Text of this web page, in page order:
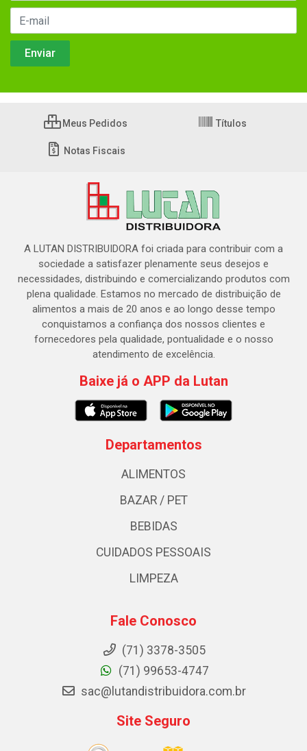
Meus Pedidos Títulos
Notas Fiscais
A LUTAN DISTRIBUIDORA foi criada para contribuir com a
sociedade a satisfazer plenamente seus desejos e
necessidades, distribuindo e comercializando produtos com
plena qualidade. Estamos no mercado de distribuição de
alimentos a mais de 20 anos e ao longo desse tempo
conquistamos a confiança dos nossos clientes e
fornecedores pela qualidade, pontualidade e o nosso
atendimento de excelência.
Baixe já o APP da Lutan
Departamentos
ALIMENTOS
BAZAR / PET
BEBIDAS
CUIDADOS PESSOAIS
LIMPEZA
Fale Conosco
(71) 3378-3505
(71) 99653-4747
sac@lutandistribuidora.com.br
Site Seguro